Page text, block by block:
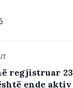
regjistruar 23
ende aktiv